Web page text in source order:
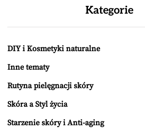
Kategorie
DIY i Kosmetyki naturalne
Inne tematy
Rutyna pielęgnacji skóry
Skóra a Styl życia
Starzenie skóry i Anti-aging